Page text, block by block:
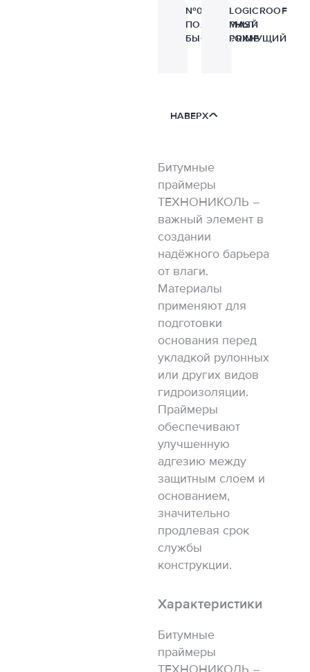
№08
ПОЛИМЕРНЫЙ
БЫСТРОСОХНУЩИЙ
LOGICROOF
MAST-
PRIME
НАВЕРХ
Битумные
праймеры
ТЕХНОНИКОЛЬ –
важный элемент в
создании
надёжного барьера
от влаги.
Материалы
применяют для
подготовки
основания перед
укладкой рулонных
или других видов
гидроизоляции.
Праймеры
обеспечивают
улучшенную
адгезию между
защитным слоем и
основанием,
значительно
продлевая срок
службы
конструкции.
Характеристики
Битумные
праймеры